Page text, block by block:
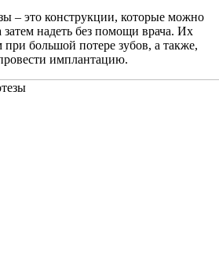
– это конструкции, которые можно
затем надеть без помощи врача. Их
большой потере зубов, а также,
имплантацию.